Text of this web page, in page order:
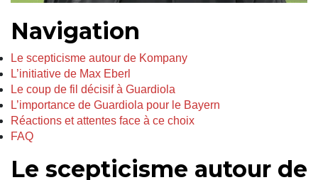
Navigation
Le scepticisme autour de Kompany
L’initiative de Max Eberl
Le coup de fil décisif à Guardiola
L’importance de Guardiola pour le Bayern
Réactions et attentes face à ce choix
FAQ
Le scepticisme autour de